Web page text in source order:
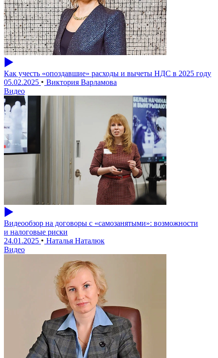
Как учесть «опоздавшие» расходы и вычеты НДС в 2025 году
05.02.2025
Виктория Варламова
Видео
Видеообзор на договоры с «самозанятыми»: возможности
и налоговые риски
24.01.2025
Наталья Наталюк
Видео